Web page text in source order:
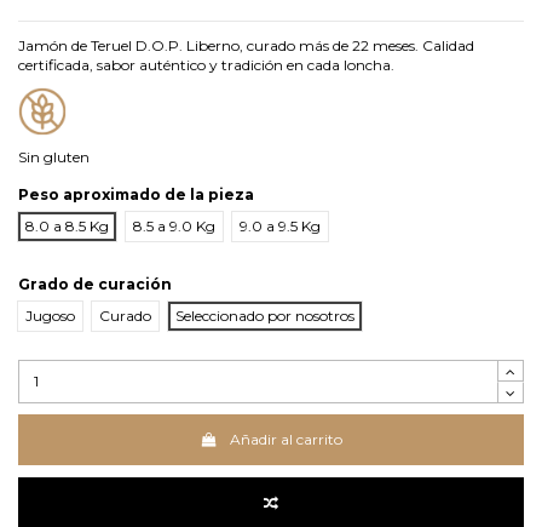
Jamón de Teruel D.O.P. Liberno, curado más de 22 meses. Calidad
certificada, sabor auténtico y tradición en cada loncha.
Sin gluten
Peso aproximado de la pieza
8.0 a 8.5 Kg
8.5 a 9.0 Kg 9.0 a 9.5 Kg
Grado de curación
Jugoso
Curado Seleccionado por nosotros
Añadir al carrito